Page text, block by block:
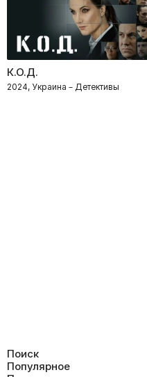
К.О.Д.
2024, Украина – Детективы
Поиск
Популярное